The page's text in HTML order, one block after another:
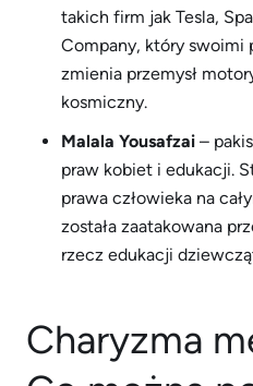
takich firm jak Tesla,
Company, który swoimi
zmienia przemysł
kosmiczny.
Malala Yousafzai –
praw kobiet i edukacji.
prawa człowieka na
została zaatakowana
rzecz edukacji
Charyzma